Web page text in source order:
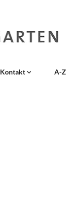
Kontakt A-Z